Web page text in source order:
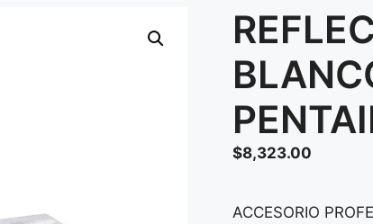
$8,323.00
ACCESORIO